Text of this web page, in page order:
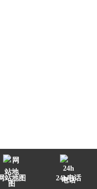
站地图 24h电话